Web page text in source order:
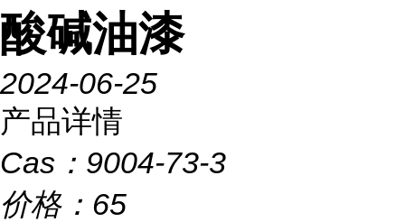
酸碱油漆
2024-06-25
产品详情
Cas： 9004-73-3
价格： 65